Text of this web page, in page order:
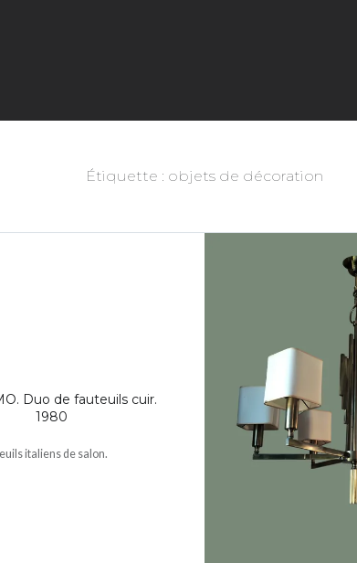
Étiquette : objets de décoration
Duo de fauteuils cuir.
1980
italiens de salon.